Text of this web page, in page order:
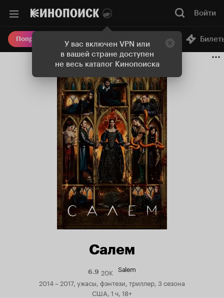
У вас включен VPN или
в вашей стране доступен
не весь каталог Кинопоиска
Войти
Попробовать Плюс Онлайн-кинотеатр
Салем
6.9Рейтинг
Кинопоиска
6.9
20K Salem
2014 – 2017, ужасы, фэнтези, триллер, 3 сезона
США, 1 ч, 18+